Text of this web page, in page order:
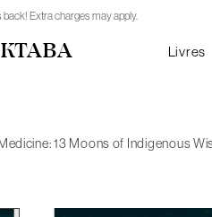
back! Extra charges may apply.
Livres
13 Moons of Indigenous